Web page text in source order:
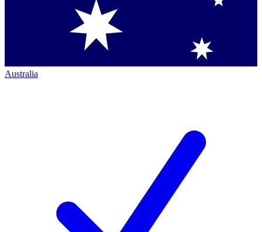
Australia